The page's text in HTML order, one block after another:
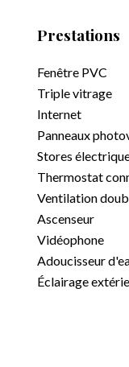
Prestations
Fenêtre PVC
Triple vitrage
Internet
Panneaux
Stores
Thermostat
Ventilation
Ascenseur
Vidéophone
Adoucisseur
Éclairage